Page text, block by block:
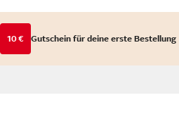
10 € Gutschein für deine erste Bestellung